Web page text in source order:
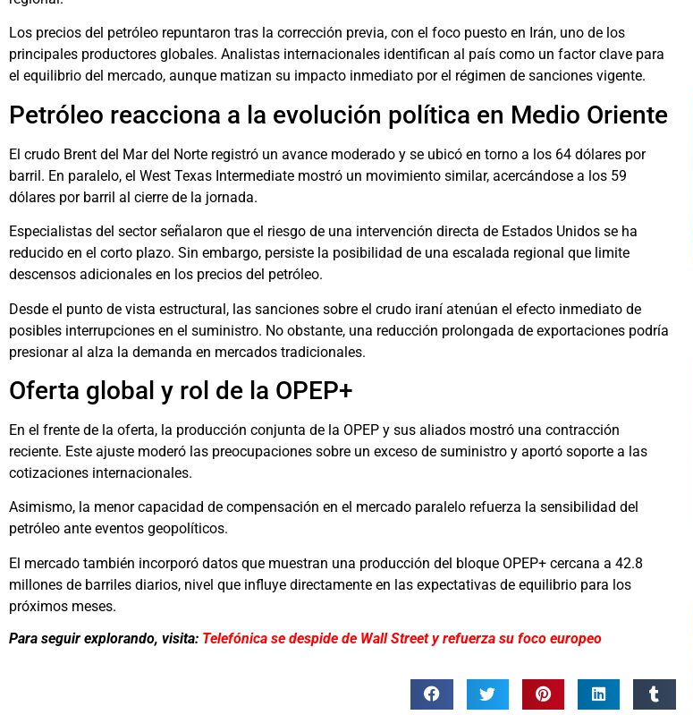
Los precios del petróleo repuntaron tras la corrección previa, con el foco puesto en Irán, uno de los
principales productores globales. Analistas internacionales identifican al país como un factor clave para
el equilibrio del mercado, aunque matizan su impacto inmediato por el régimen de sanciones vigente.
Petróleo reacciona a la evolución política en Medio Oriente
El crudo Brent del Mar del Norte registró un avance moderado y se ubicó en torno a los 64 dólares por
barril. En paralelo, el West Texas Intermediate mostró un movimiento similar, acercándose a los 59
dólares por barril al cierre de la jornada.
Especialistas del sector señalaron que el riesgo de una intervención directa de Estados Unidos se ha
reducido en el corto plazo. Sin embargo, persiste la posibilidad de una escalada regional que limite
descensos adicionales en los precios del petróleo.
Desde el punto de vista estructural, las sanciones sobre el crudo iraní atenúan el efecto inmediato de
posibles interrupciones en el suministro. No obstante, una reducción prolongada de exportaciones podría
presionar al alza la demanda en mercados tradicionales.
Oferta global y rol de la OPEP+
En el frente de la oferta, la producción conjunta de la OPEP y sus aliados mostró una contracción
reciente. Este ajuste moderó las preocupaciones sobre un exceso de suministro y aportó soporte a las
cotizaciones internacionales.
Asimismo, la menor capacidad de compensación en el mercado paralelo refuerza la sensibilidad del
petróleo ante eventos geopolíticos.
El mercado también incorporó datos que muestran una producción del bloque OPEP+ cercana a 42.8
millones de barriles diarios, nivel que influye directamente en las expectativas de equilibrio para los
próximos meses.
Para seguir explorando, visita: Telefónica se despide de Wall Street y refuerza su foco europeo